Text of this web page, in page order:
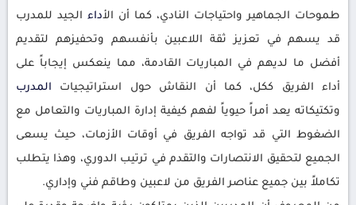
طموحات الجماهير واحتياجات النادي، كما أن الأداء الجيد للمدرب
قد يسهم في تعزيز ثقة اللاعبين بأنفسهم وتحفيزهم لتقديم
أفضل ما لديهم في المباريات القادمة، مما ينعكس إيجاباً على
أداء الفريق ككل، كما أن النقاش حول استراتيجيات المدرب
وتكتيكاته يعد أمراً حيوياً لفهم كيفية إدارة المباريات والتعامل مع
الضغوط التي قد تواجه الفريق في أوقات الأزمات، حيث يسعى
الجميع لتحقيق الانتصارات والتقدم في ترتيب الدوري، وهذا يتطلب
تكاملاً بين جميع عناصر الفريق من لاعبين وطاقم فني وإداري.